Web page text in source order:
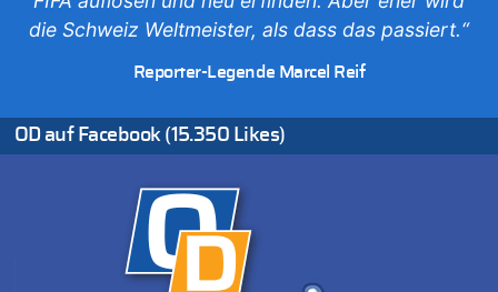
Zweite Hitzewelle in diesem Sommer ist jetzt amtlich
06.08.2026 - 19:14 von JoKrings zu
Zweite Hitzewelle in diesem Sommer ist jetzt amtlich
Felice Mazzu soll Cheftrainer der AS Eupen werden
06.08.2026 - 18:29 von Zahlen zählen Fakten zu
06.08.2026 - 17:51 von ne Hondsjong zu
Zweite Hitzewelle in diesem Sommer ist jetzt amtlich
06.08.2026 - 17:24 von Dax zu
Zweite Hitzewelle in diesem Sommer ist jetzt amtlich
die Schweiz Weltmeister, als dass das passiert.“
Reporter-Legende Marcel Reif
OD auf Facebook (15.350 Likes)